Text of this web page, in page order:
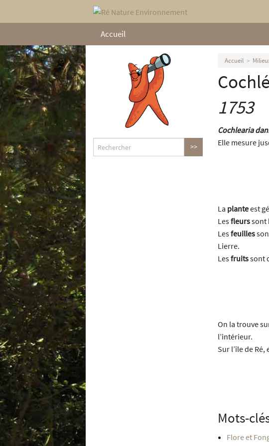
Accueil
Accueil
1753
Cochlearia
Elle mesure
La planteest
Lesfleurssont
Lesfeuilles
Lierre.
Lesfruitssont
On la trouve
l’intérieur.
Sur l’île de
Mots-
Flore et